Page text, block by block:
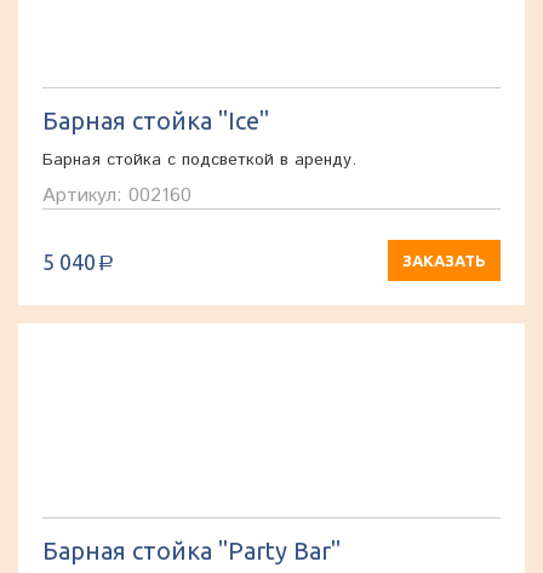
Барная стойка "Ice"
Барная стойка с подсветкой в аренду.
Артикул: 002160
5 040 a ЗАКАЗАТЬ
Барная стойка "Party Bar"